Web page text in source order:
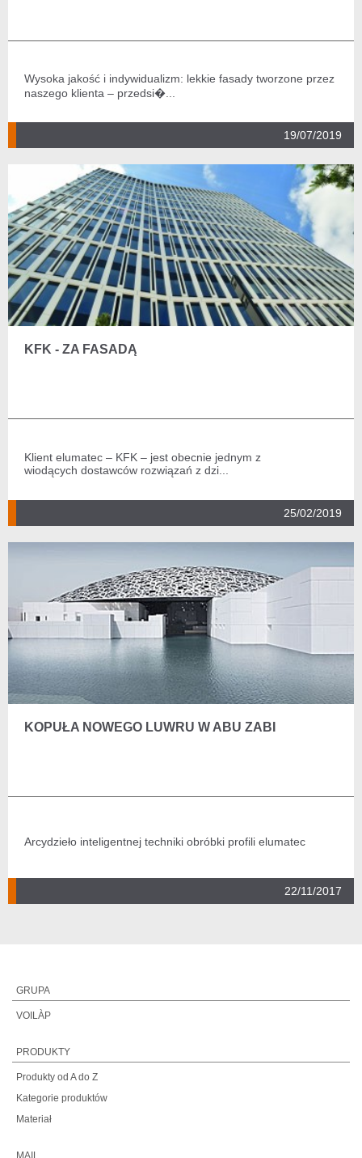
Wysoka jakość i indywidualizm: lekkie fasady tworzone przez
naszego klienta – przedsi�...
19/07/2019
KFK - ZA FASADĄ
Klient elumatec – KFK – jest obecnie jednym z
wiodących dostawców rozwiązań z dzi...
25/02/2019
KOPUŁA NOWEGO LUWRU W ABU ZABI
Arcydzieło inteligentnej techniki obróbki profili elumatec
22/11/2017
GRUPA
VOILÀP
PRODUKTY
Produkty od A do Z
Kategorie produktów
Materiał
MAIL